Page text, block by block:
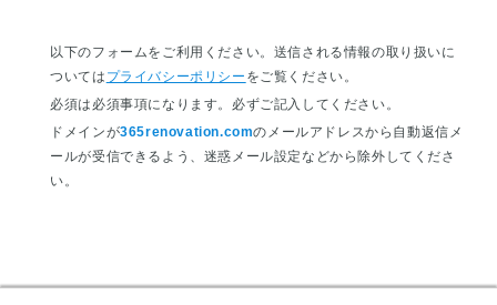
以下のフォームをご利用ください。送信される情報の取り扱いに
ついては プライバシーポリシー をご覧ください。
必須は必須事項になります。必ずご記入してください。
ドメインが365renovation.comのメールアドレスから自動返信メ
ールが受信できるよう、迷惑メール設定などから除外してくださ
い。